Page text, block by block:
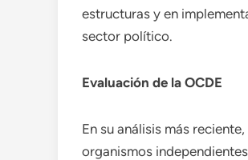
estructuras y en
sector político.
Evaluación de la OCDE
En su análisis más
organismos